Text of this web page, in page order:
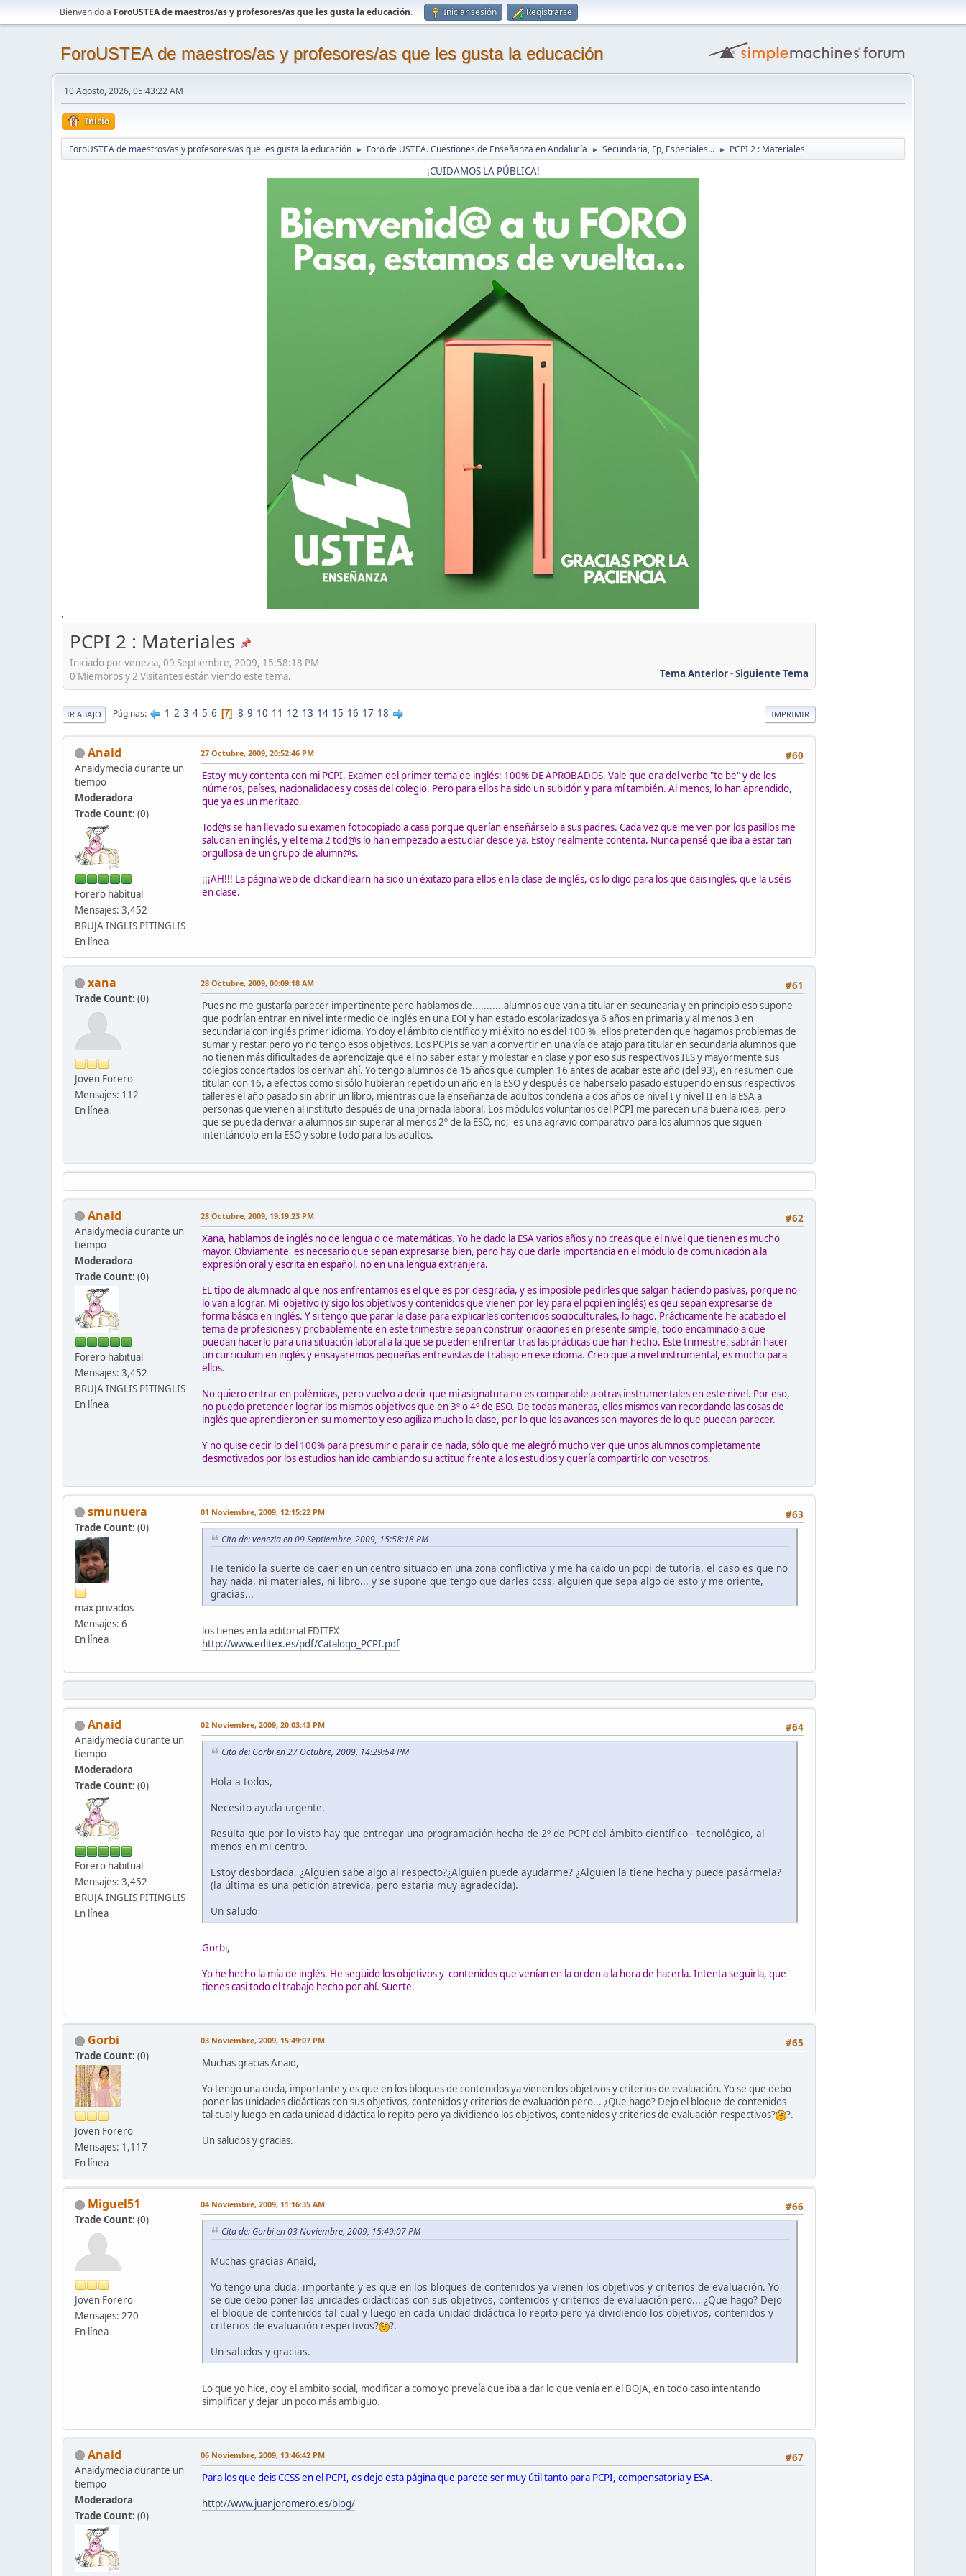
Bienvenido a ForoUSTEA de maestros/as y profesores/as que les gusta la educación. Iniciar sesión Registrarse
ForoUSTEA de maestros/as y profesores/as que les gusta la educación
10 Agosto, 2026, 05:43:22 AM
Inicio
ForoUSTEA de maestros/as y profesores/as que les gusta la educación ► Foro de USTEA. Cuestiones de Enseñanza en Andalucía ► Secundaria, Fp, Especiales... ► PCPI 2 : Materiales
¡CUIDAMOS LA PÚBLICA!
'
PCPI 2 : Materiales
Iniciado por venezia, 09 Septiembre, 2009, 15:58:18 PM
Tema Anterior-Siguiente Tema
0 Miembros y 2 Visitantes están viendo este tema.
IMPRIMIR
IR ABAJO Páginas 1 2 3 4 5 6 7 8 9 10 11 12 13 14 15 16 17 18
Anaid
Anaidymedia durante un
tiempo
Moderadora
Trade Count: (0)
Forero habitual
Mensajes: 3,452
BRUJA INGLIS PITINGLIS
En línea
#60
27 Octubre, 2009, 20:52:46 PM
Estoy muy contenta con mi PCPI. Examen del primer tema de inglés: 100% DE APROBADOS. Vale que era del verbo "to be" y de los
números, países, nacionalidades y cosas del colegio. Pero para ellos ha sido un subidón y para mí también. Al menos, lo han aprendido,
que ya es un meritazo.
Tod@s se han llevado su examen fotocopiado a casa porque querían enseñárselo a sus padres. Cada vez que me ven por los pasillos me
saludan en inglés, y el tema 2 tod@s lo han empezado a estudiar desde ya. Estoy realmente contenta. Nunca pensé que iba a estar tan
orgullosa de un grupo de alumn@s.
¡¡¡AH!!! La página web de clickandlearn ha sido un éxitazo para ellos en la clase de inglés, os lo digo para los que dais inglés, que la uséis
en clase.
xana
Trade Count: (0)
Joven Forero
Mensajes: 112
En línea
#61
28 Octubre, 2009, 00:09:18 AM
Pues no me gustaría parecer impertinente pero hablamos de...........alumnos que van a titular en secundariay en principio eso supone
que podrían entrar en nivel intermedio de inglés en una EOI y han estado escolarizados ya 6 años en primaria y al menos 3 en
secundaria con inglés primer idioma. Yo doy el ámbito científico y mi éxito no es del 100 %, ellos pretenden que hagamos problemas de
sumar y restar pero yo no tengo esos objetivos. Los PCPIs se van a convertir en una vía de atajo para titular en secundaria alumnos que
no tienen más dificultades de aprendizaje que el no saber estar y molestar en clase y por eso sus respectivos IES y mayormente sus
colegios concertados los derivan ahí. Yo tengo alumnos de 15 años que cumplen 16 antes de acabar este año (del 93), en resumen que
titulan con 16, a efectos como si sólo hubieran repetido un año en la ESO y después de haberselo pasado estupendo en sus respectivos
talleres el año pasado sin abrir un libro, mientras que la enseñanza de adultos condena a dos años de nivel I y nivel II en la ESA a
personas que vienen al instituto después de una jornada laboral. Los módulos voluntarios del PCPI me parecen una buena idea, pero
que se pueda derivar a alumnos sin superar al menos 2º de la ESO, no; es una agravio comparativo para los alumnos que siguen
intentándolo en la ESO y sobre todo para los adultos.
Anaid
Anaidymedia durante un
tiempo
Moderadora
Trade Count: (0)
Forero habitual
Mensajes: 3,452
BRUJA INGLIS PITINGLIS
En línea
#62
28 Octubre, 2009, 19:19:23 PM
Xana, hablamos de inglés no de lengua o de matemáticas. Yo he dado la ESA varios años y no creas que el nivel que tienen es mucho
mayor. Obviamente, es necesario que sepan expresarse bien, pero hay que darle importancia en el módulo de comunicación a la
expresión oral y escrita en español, no en una lengua extranjera.
EL tipo de alumnado al que nos enfrentamos es el que es por desgracia, y es imposible pedirles que salgan haciendo pasivas, porque no
lo van a lograr. Mi objetivo (y sigo los objetivos y contenidos que vienen por ley para el pcpi en inglés) es qeu sepan expresarse de
forma básica en inglés. Y si tengo que parar la clase para explicarles contenidos socioculturales, lo hago. Prácticamente he acabado el
tema de profesiones y probablemente en este trimestre sepan construir oraciones en presente simple, todo encaminado a que
puedan hacerlo para una situación laboral a la que se pueden enfrentar tras las prácticas que han hecho. Este trimestre, sabrán hacer
un curriculum en inglés y ensayaremos pequeñas entrevistas de trabajo en ese idioma. Creo que a nivel instrumental, es mucho para
ellos.
No quiero entrar en polémicas, pero vuelvo a decir que mi asignatura no es comparable a otras instrumentales en este nivel. Por eso,
no puedo pretender lograr los mismos objetivos que en 3º o 4º de ESO. De todas maneras, ellos mismos van recordando las cosas de
inglés que aprendieron en su momento y eso agiliza mucho la clase, por lo que los avances son mayores de lo que puedan parecer.
Y no quise decir lo del 100% para presumir o para ir de nada, sólo que me alegró mucho ver que unos alumnos completamente
desmotivados por los estudios han ido cambiando su actitud frente a los estudios y quería compartirlo con vosotros.
smunuera
Trade Count: (0)
max privados
Mensajes: 6
En línea
#63
01 Noviembre, 2009, 12:15:22 PM
Cita de: venezia en 09 Septiembre, 2009, 15:58:18 PM
He tenido la suerte de caer en un centro situado en una zona conflictiva y me ha caido un pcpi de tutoria, el caso es que no
hay nada, ni materiales, ni libro... y se supone que tengo que darles ccss, alguien que sepa algo de esto y me oriente,
gracias...
los tienes en la editorial EDITEX
http://www.editex.es/pdf/Catalogo_PCPI.pdf
Anaid
Anaidymedia durante un
tiempo
Moderadora
Trade Count: (0)
Forero habitual
Mensajes: 3,452
BRUJA INGLIS PITINGLIS
En línea
#64
02 Noviembre, 2009, 20:03:43 PM
Cita de: Gorbi en 27 Octubre, 2009, 14:29:54 PM
Hola a todos,
Necesito ayuda urgente.
Resulta que por lo visto hay que entregar una programación hecha de 2º de PCPI del ámbito científico - tecnológico, al
menos en mi centro.
Estoy desbordada, ¿Alguien sabe algo al respecto?¿Alguien puede ayudarme? ¿Alguien la tiene hecha y puede pasármela?
(la última es una petición atrevida, pero estaria muy agradecida).
Un saludo
Gorbi,
Yo he hecho la mía de inglés. He seguido los objetivos y contenidos que venían en la orden a la hora de hacerla. Intenta seguirla, que
tienes casi todo el trabajo hecho por ahí. Suerte.
Gorbi
Trade Count: (0)
Joven Forero
Mensajes: 1,117
En línea
#65
03 Noviembre, 2009, 15:49:07 PM
Muchas gracias Anaid,
Yo tengo una duda, importante y es que en los bloques de contenidos ya vienen los objetivos y criterios de evaluación. Yo se que debo
poner las unidades didácticas con sus objetivos, contenidos y criterios de evaluación pero... ¿Que hago? Dejo el bloque de contenidos
tal cual y luego en cada unidad didáctica lo repito pero ya dividiendo los objetivos, contenidos y criterios de evaluación respectivos?
?.
Un saludos y gracias.
Miguel51
Trade Count: (0)
Joven Forero
Mensajes: 270
En línea
#66
04 Noviembre, 2009, 11:16:35 AM
Cita de: Gorbi en 03 Noviembre, 2009, 15:49:07 PM
Muchas gracias Anaid,
Yo tengo una duda, importante y es que en los bloques de contenidos ya vienen los objetivos y criterios de evaluación. Yo
se que debo poner las unidades didácticas con sus objetivos, contenidos y criterios de evaluación pero... ¿Que hago? Dejo
el bloque de contenidos tal cual y luego en cada unidad didáctica lo repito pero ya dividiendo los objetivos, contenidos y
criterios de evaluación respectivos?
?.
Un saludos y gracias.
Lo que yo hice, doy el ambito social, modificar a como yo preveía que iba a dar lo que venía en el BOJA, en todo caso intentando
simplificar y dejar un poco más ambiguo.
Anaid
Anaidymedia durante un
tiempo
Moderadora
Trade Count: (0)
#67
06 Noviembre, 2009, 13:46:42 PM
Para los que deis CCSS en el PCPI, os dejo esta página que parece ser muy útil tanto para PCPI, compensatoria y ESA.
http://www.juanjoromero.es/blog/